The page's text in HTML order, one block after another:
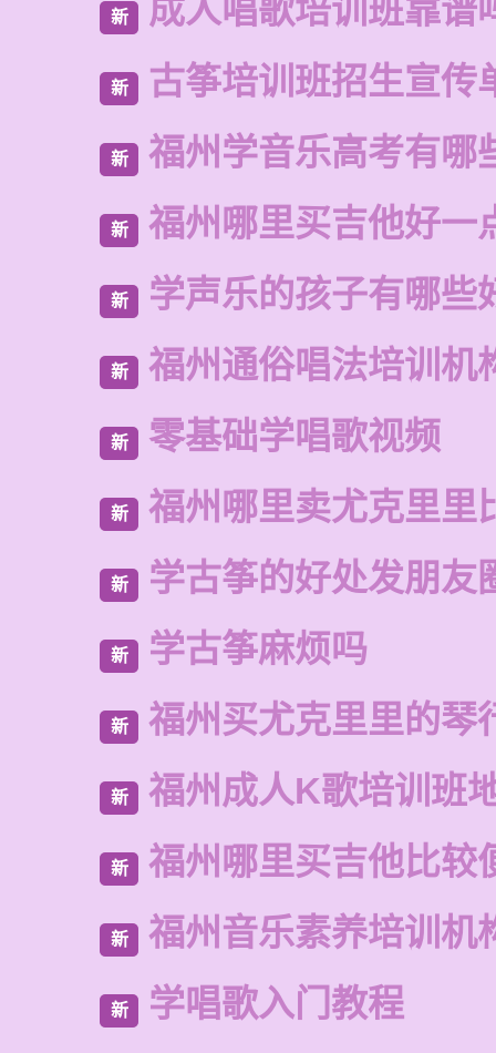
新 成人唱歌培训班靠谱
新 古筝培训班招生宣传
新 福州学音乐高考有哪
新 福州哪里买吉他好一
新 学声乐的孩子有哪些
新 福州通俗唱法培训机
新 零基础学唱歌视频
新 福州哪里卖尤克里里
新 学古筝的好处发朋友
新 学古筝麻烦吗
新 福州买尤克里里的琴
新 福州成人K歌培训班
新 福州哪里买吉他比较
新 福州音乐素养培训机
新 学唱歌入门教程